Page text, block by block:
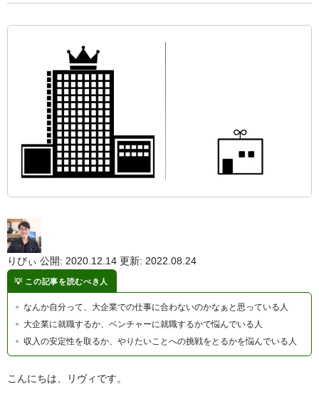
りびぃ 公開: 2020.12.14 更新: 2022.08.24
この記事を読むべき人
なんか自分って、大企業での仕事に合わないのかなぁと思っている人
大企業に就職するか、ベンチャーに就職するかで悩んでいる人
収入の安定性を取るか、やりたいことへの挑戦をとるかを悩んでいる人
こんにちは、リヴィです。